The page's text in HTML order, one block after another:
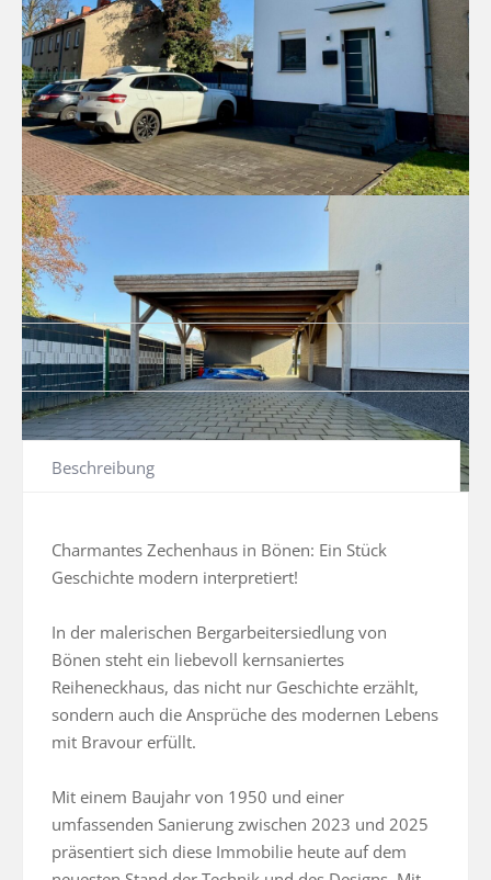
249.000 €
Beschreibung
Charmantes Zechenhaus in Bönen: Ein Stück
Geschichte modern interpretiert!
In der malerischen Bergarbeitersiedlung von
Bönen steht ein liebevoll kernsaniertes
Reiheneckhaus, das nicht nur Geschichte erzählt,
sondern auch die Ansprüche des modernen Lebens
mit Bravour erfüllt.
Mit einem Baujahr von 1950 und einer
umfassenden Sanierung zwischen 2023 und 2025
präsentiert sich diese Immobilie heute auf dem